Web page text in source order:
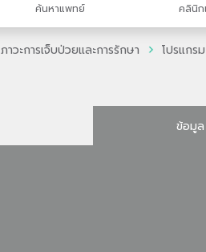
ค้นหาแพทย์ คลินิก
ภาวะการเจ็บป่วยและการรักษา โปรแกร
ข้อมูล